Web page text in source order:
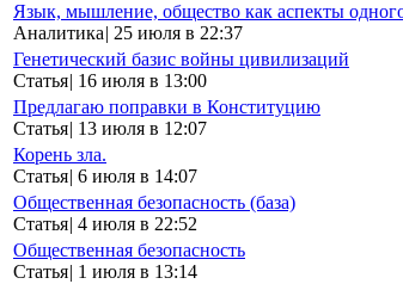
Язык, мышление, общество как аспекты
Аналитика| 25 июля в 22:37
Генетический базис войны цивилизаций
Статья| 16 июля в 13:00
Предлагаю поправки в Конституцию
Статья| 13 июля в 12:07
Корень зла.
Статья| 6 июля в 14:07
Общественная безопасность (база)
Статья| 4 июля в 22:52
Общественная безопасность
Статья| 1 июля в 13:14